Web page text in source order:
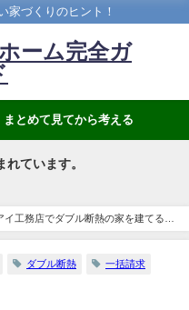
家づくりのヒント！
ーム完全ガ
とめて見てから考える
れています。
イ工務店でダブル断熱の家を建てるの
ダブル断熱 一括請求